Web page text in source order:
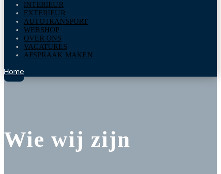
INTERIEUR
EXTERIEUR
AUTOTRANSPORT
WEBSHOP
OVER ONS
VACATURES
AFSPRAAK MAKEN
Home
Wie wij zijn